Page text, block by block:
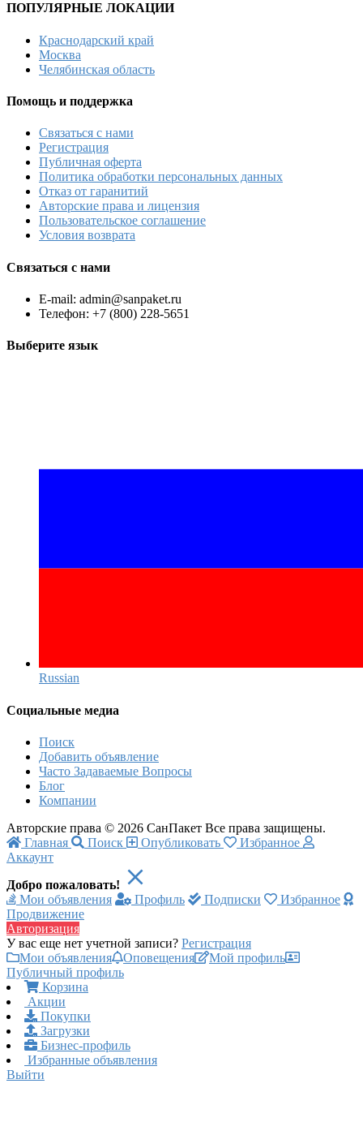
ПОПУЛЯРНЫЕ ЛОКАЦИИ
Краснодарский край
Москва
Челябинская область
Помощь и поддержка
Связаться с нами
Регистрация
Публичная оферта
Политика обработки персональных данных
Отказ от гаранитий
Авторские права и лицензия
Пользовательское соглашение
Условия возврата
Связаться с нами
E-mail: admin@sanpaket.ru
Телефон: +7 (800) 228-5651
Выберите язык
Russian‎
Социальные медиа
Поиск
Добавить объявление
Часто Задаваемые Вопросы
Блог
Компании
Авторские права © 2026 СанПакет Все права защищены.
Главная
Поиск Опубликовать
Избранное
Аккаунт
Добро пожаловать!
Мои объявления
Профиль Подписки
Избранное
Продвижение
Авторизация
У вас еще нет учетной записи? Регистрация
Мои объявления
Оповещения
Мой профиль
Публичный профиль
Корзина
Акции
Покупки
Загрузки
Бизнес-профиль
Избранные объявления
Выйти